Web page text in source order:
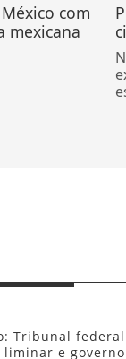
com
mexicana
Tribunal federal
e governo